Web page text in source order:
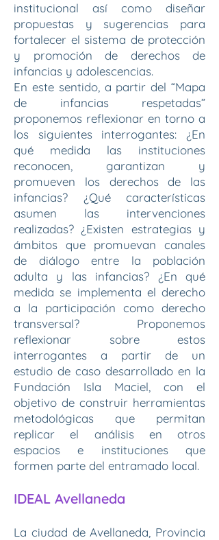
institucional así como diseñar
propuestas y sugerencias para
fortalecer el sistema de protección
y promoción de derechos de
infancias y adolescencias.
En este sentido, a partir del “Mapa
de infancias respetadas”
proponemos reflexionar en torno a
los siguientes interrogantes: ¿En
qué medida las instituciones
reconocen, garantizan y
promueven los derechos de las
infancias? ¿Qué características
asumen las intervenciones
realizadas? ¿Existen estrategias y
ámbitos que promuevan canales
de diálogo entre la población
adulta y las infancias? ¿En qué
medida se implementa el derecho
a la participación como derecho
transversal? Proponemos
reflexionar sobre estos
interrogantes a partir de un
estudio de caso desarrollado en la
Fundación Isla Maciel, con el
objetivo de construir herramientas
metodológicas que permitan
replicar el análisis en otros
espacios e instituciones que
formen parte del entramado local.
IDEAL Avellaneda​
La ciudad de Avellaneda, Provincia